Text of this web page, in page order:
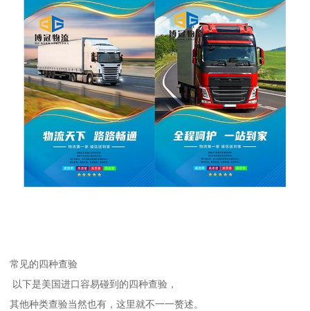
常见的四种查验
以下是美国进口容易碰到的四种查验，
其他种类查验当然也有，这里就不一一赘述。